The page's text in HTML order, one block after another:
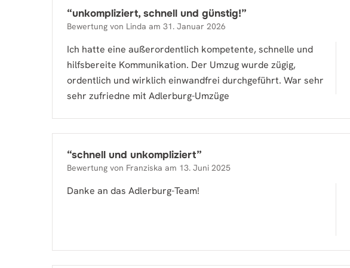
“unkompliziert, schnell und günstig!”
Bewertung von Linda am 31. Januar 2026
Ich hatte eine außerordentlich kompetente, schnelle und
hilfsbereite Kommunikation. Der Umzug wurde zügig,
ordentlich und wirklich einwandfrei durchgeführt. War sehr
sehr zufriedne mit Adlerburg-Umzüge
“schnell und unkompliziert”
Bewertung von Franziska am 13. Juni 2025
Danke an das Adlerburg-Team!